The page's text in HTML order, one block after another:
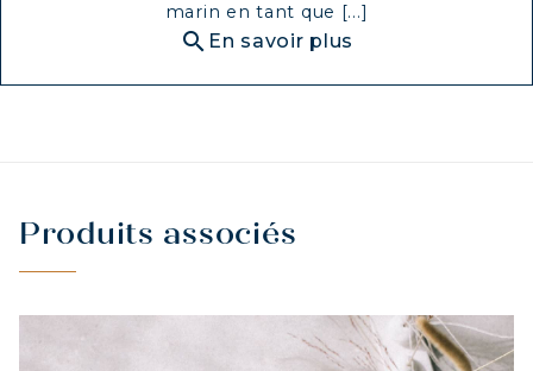
marin en tant que [...]
search En savoir plus
Produits associés